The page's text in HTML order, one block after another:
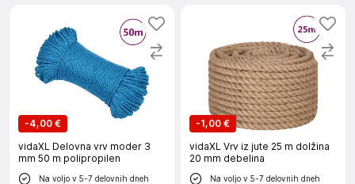
-4,00 €
vidaXL Delovna vrv moder 3
mm 50 m polipropilen
Na voljo v 5-7 delovnih dneh
-1,00 €
vidaXL Vrv iz jute 25 m dolžina
20 mm debelina
Na voljo v 5-7 delovnih dneh